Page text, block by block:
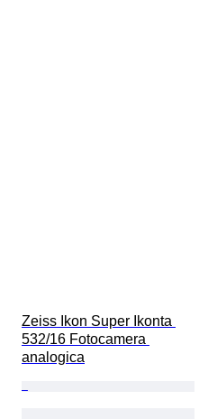
Zeiss Ikon Super Ikonta
532/16 Fotocamera
analogica